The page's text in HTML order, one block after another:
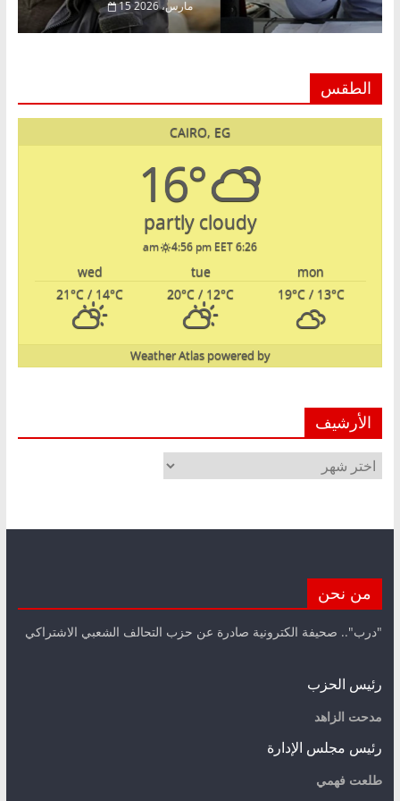
15 مارس، 22 فبراير، 2026
الطقس
CAIRO, EG
16°
partly cloudy
6:26 am
4:56 pm EET
mon
tue
wed
19°C/ 13°C
20°C / 12°C
21°C / 14°C
powered by
Weather Atlas
الأرشيف
الأرشيف
من نحن
"درب".. صحيفة الكترونية صادرة عن حزب التحالف الشعبي الاشتراكي
رئيس الحزب
مدحت الزاهد
رئيس مجلس الإدارة
طلعت فهمي